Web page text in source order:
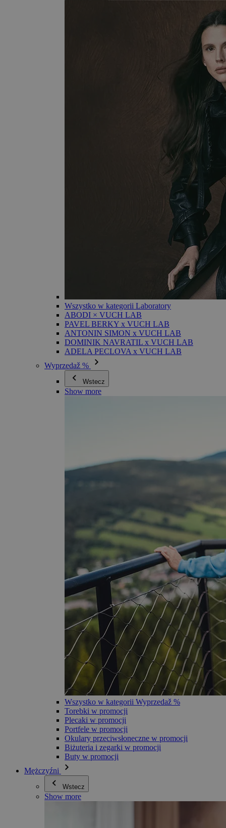
Wszystko w kategorii Laboratory
ABODI × VUCH LAB
PAVEL BERKY x VUCH LAB
ANTONIN SIMON x VUCH LAB
DOMINIK NAVRATIL x VUCH LAB
ADELA PECLOVA x VUCH LAB
Wyprzedaž %
Wstecz
Show more
Wszystko w kategorii Wyprzedaž %
Torebki w promocji
Plecaki w promocji
Portfele w promocji
Okulary przeciwsłoneczne w promocji
Biżuteria i zegarki w promocji
Buty w promocji
Mężczyźni
Wstecz
Show more